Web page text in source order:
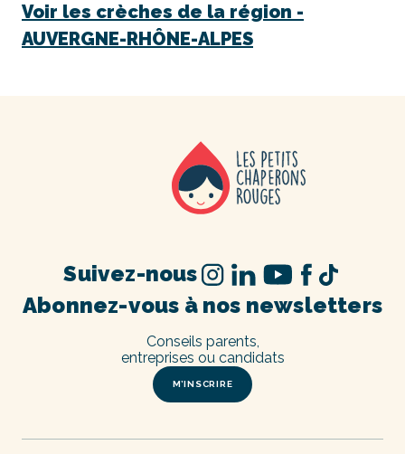
Voir les crèches de la région -
AUVERGNE-RHÔNE-ALPES
Abonnez-vous à nos newsletters
M’INSCRIRE
Conseils parents,
entreprises ou candidats
Suivez-nous